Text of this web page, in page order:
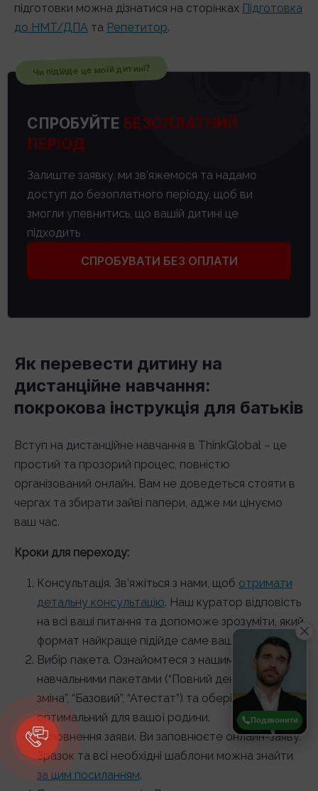
підготовки можна дізнатися на сторінках Підготовка
до НМТ/ДПА та Репетитор.
Чи підійде це моїй дитині?
СПРОБУЙТЕ БЕЗОПЛАТНИЙ
ПЕРІОД
Залиште заявку, ми зв’яжемося та надамо
доступ до безоплатного періоду, щоб ви
змогли упевнитись, що вашій дитині це
підходить
СПРОБУВАТИ БЕЗ ОПЛАТИ
Як перевести дитину на
дистанційне навчання:
покрокова інструкція для батьків
Вступ на дистанційне навчання в ThinkGlobal – це
простий та прозорий процес, повністю
організований онлайн. Вам не доведеться стояти в
чергах та збирати зайві папери, адже ми цінуємо
ваш час.
Кроки для переходу:
Консультація. Зв’яжіться з нами, щоб отримати
детальну консультацію. Наш куратор відповість
на всі ваші питання та допоможе зрозуміти, який
формат найкраще підійде саме вашій дитині.
Вибір пакета. Ознайомтеся з нашими
навчальними пакетами (“Повний день”, “Друга
зміна”, “Базовий”, “Атестат”) та оберіть
оптимальний для вашої родини.
Заповнення заяви. Ви заповнюєте онлайн-заяву.
Зразок та всі необхідні шаблони можна знайти
за цим посиланням.
Подзвонити